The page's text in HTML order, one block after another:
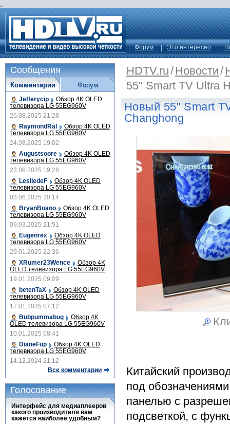
.
Форум Это интересно
HDTV.ru/Новости/
55" Smart TV Ultra
Новый 55" Smart
Changhong
Китайский
под
панелью с
подсветкой, с
Сообщения
Комментарии
Jefferycip Обзор 4K OLED
телевизора LG 55EG960V
26.08.2025 21:28
RaymondRal
Обзор 4K OLED
телевизора LG 55EG960V
24.08.2025 19:02
Augustsoore
Обзор 4K OLED
телевизора LG 55EG960V
23.06.2025 19:28
LesliedeF
Обзор 4K OLED
телевизора LG 55EG960V
03.06.2025 20:14
BryanBoano
Обзор 4K OLED
телевизора LG 55EG960V
09.03.2025 21:51
Eugenrex
Обзор 4K OLED
телевизора LG 55EG960V
29.01.2025 22:36
XRumer23Wence
Обзор 4K
OLED телевизора LG 55EG960V
19.01.2025 09:09
betenTaX
Обзор 4K OLED
телевизора LG 55EG960V
17.01.2025 07:12
Bubpummabug
Обзор 4K
OLED телевизора LG 55EG960V
10.01.2025 08:41
DianeFup
Обзор 4K OLED
телевизора LG 55EG960V
14.12.2024 21:12
Все комментарии
Форум
Голосование
Интерфейс для медиаплееров
какого производителя вам
кажется наиболее удобным?